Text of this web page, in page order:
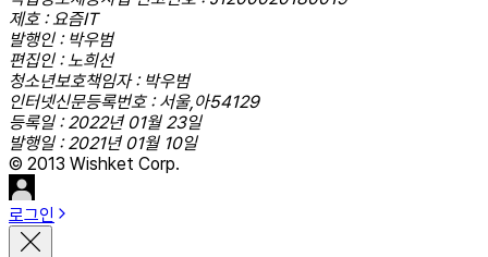
제호 : 요즘IT
발행인 : 박우범
편집인 : 노희선
청소년보호책임자 : 박우범
인터넷신문등록번호 : 서울,아54129
등록일 : 2022년 01월 23일
발행일 : 2021년 01월 10일
© 2013 Wishket Corp.
로그인